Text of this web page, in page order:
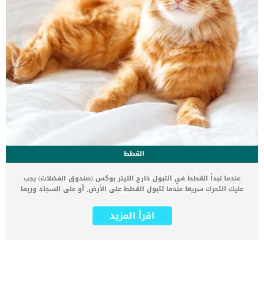
القطط
عندما تبدأ القطط في التبول خارج الليتر بوكس (صندوق الفضلات) يجب
عليك التحرك سريعا عندما تتبول القطط على الأرض, أو على السجاد وربما
المشكلة أو علاجها بشكل خاطئ قد تصبح عادة عند قطتك لا يمكن تغييرها
بسهولة. تقوم القطط بالتبول في أرجاء المنزل أو في اماكن خاطئة لأكثر
اقرأ المزيد